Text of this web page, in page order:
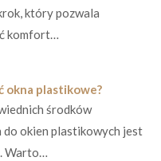
który pozwala
komfort…
okna plastikowe?
środków
do okien plastikowych jest
Warto…